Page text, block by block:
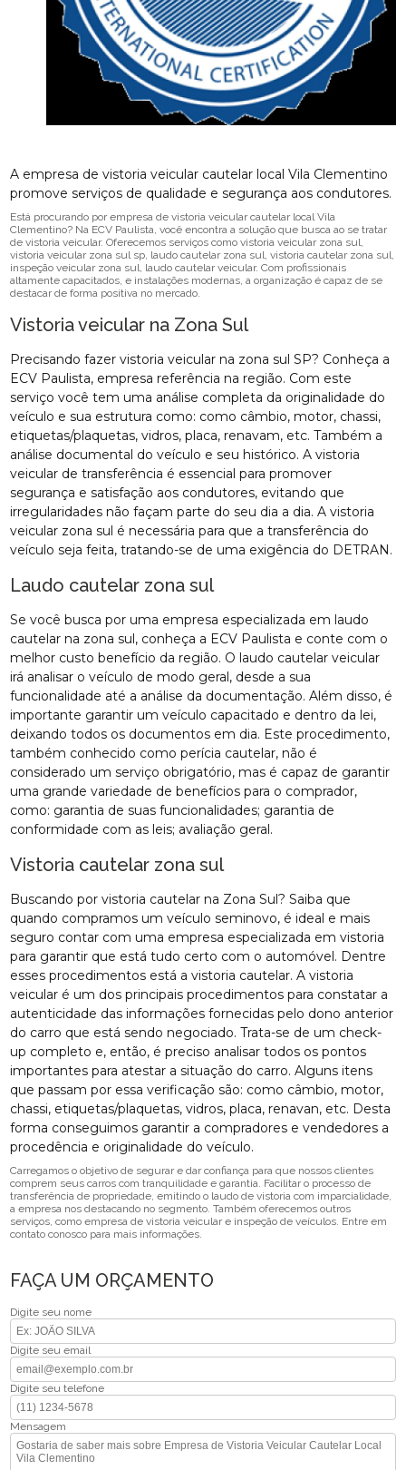
A empresa de vistoria veicular cautelar local Vila Clementino
promove serviços de qualidade e segurança aos condutores.
Está procurando por empresa de vistoria veicular cautelar local Vila
Clementino? Na ECV Paulista, você encontra a solução que busca ao se tratar
de vistoria veicular. Oferecemos serviços como vistoria veicular zona sul,
vistoria veicular zona sul sp, laudo cautelar zona sul, vistoria cautelar zona sul,
inspeção veicular zona sul, laudo cautelar veicular. Com profissionais
altamente capacitados, e instalações modernas, a organização é capaz de se
destacar de forma positiva no mercado.
Vistoria veicular na Zona Sul
Precisando fazer vistoria veicular na zona sul SP? Conheça a
ECV Paulista, empresa referência na região. Com este
serviço você tem uma análise completa da originalidade do
veículo e sua estrutura como: como câmbio, motor, chassi,
etiquetas/plaquetas, vidros, placa, renavam, etc. Também a
análise documental do veículo e seu histórico. A vistoria
veicular de transferência é essencial para promover
segurança e satisfação aos condutores, evitando que
irregularidades não façam parte do seu dia a dia. A vistoria
veicular zona sul é necessária para que a transferência do
veículo seja feita, tratando-se de uma exigência do DETRAN.
Laudo cautelar zona sul
Se você busca por uma empresa especializada em laudo
cautelar na zona sul, conheça a ECV Paulista e conte com o
melhor custo benefício da região. O laudo cautelar veicular
irá analisar o veículo de modo geral, desde a sua
funcionalidade até a análise da documentação. Além disso, é
importante garantir um veículo capacitado e dentro da lei,
deixando todos os documentos em dia. Este procedimento,
também conhecido como perícia cautelar, não é
considerado um serviço obrigatório, mas é capaz de garantir
uma grande variedade de benefícios para o comprador,
como: garantia de suas funcionalidades; garantia de
conformidade com as leis; avaliação geral.
Vistoria cautelar zona sul
Buscando por vistoria cautelar na Zona Sul? Saiba que
quando compramos um veículo seminovo, é ideal e mais
seguro contar com uma empresa especializada em vistoria
para garantir que está tudo certo com o automóvel. Dentre
esses procedimentos está a vistoria cautelar. A vistoria
veicular é um dos principais procedimentos para constatar a
autenticidade das informações fornecidas pelo dono anterior
do carro que está sendo negociado. Trata-se de um check-
up completo e, então, é preciso analisar todos os pontos
importantes para atestar a situação do carro. Alguns itens
que passam por essa verificação são: como câmbio, motor,
chassi, etiquetas/plaquetas, vidros, placa, renavan, etc. Desta
forma conseguimos garantir a compradores e vendedores a
procedência e originalidade do veículo.
Carregamos o objetivo de segurar e dar confiança para que nossos clientes
comprem seus carros com tranquilidade e garantia. Facilitar o processo de
transferência de propriedade, emitindo o laudo de vistoria com imparcialidade,
a empresa nos destacando no segmento. Também oferecemos outros
serviços, como empresa de vistoria veicular e inspeção de veículos. Entre em
contato conosco para mais informações.
FAÇA UM ORÇAMENTO
Digite seu nome
Digite seu email
Digite seu telefone
Mensagem